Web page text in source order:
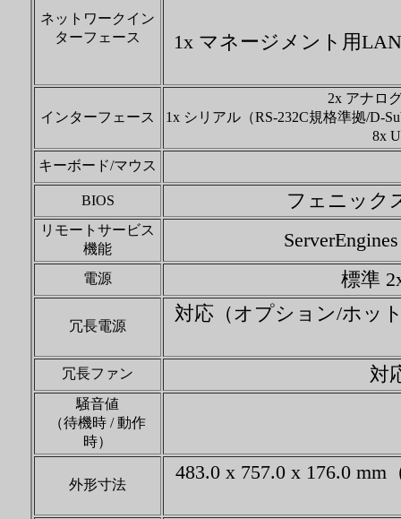
ネットワークイン
ターフェース
1x マネージメント用
インターフェース
2x アナロ
1x シリアル（RS-232C規格準拠/D-
8x
キーボード/マウス
BIOS フェニック
リモートサービス
機能
電源 標準
冗長電源
対応（オプション/ホッ
冗長ファン 対
騒音値
（待機時 / 動作
時）
外形寸法
483.0 x 757.0 x 176.0